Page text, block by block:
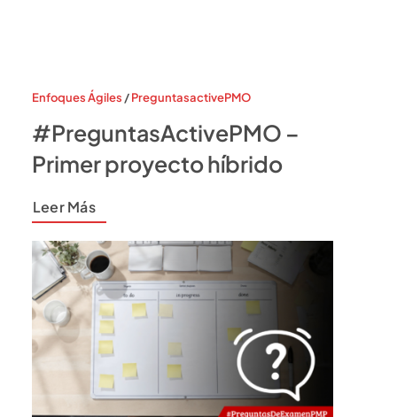
Enfoques Ágiles /PreguntasactivePMO
#PreguntasActivePMO –
Primer proyecto híbrido
Leer Más